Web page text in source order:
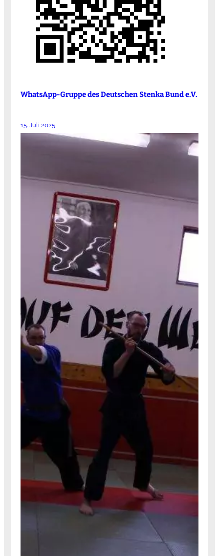
WhatsApp-Gruppe des Deutschen Stenka Bund e.V.
15. Juli 2025